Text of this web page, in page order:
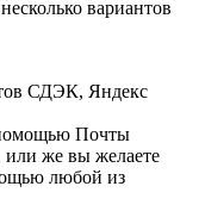
вариантов
СДЭК, Яндекс
помощью Почты
же вы желаете
любой из